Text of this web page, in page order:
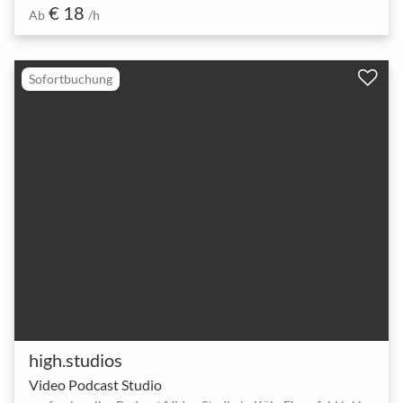
Ab € 18 /h
Sofortbuchung
high.studios
Video Podcast Studio